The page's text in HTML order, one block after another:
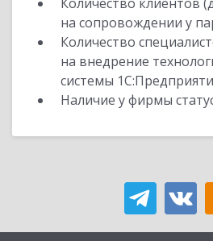
на сопровождении у
Количество
на внедрение
системы
Наличие у фирмы